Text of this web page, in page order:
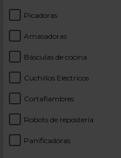
Picadoras
Amasadoras
Básculas de cocina
Cuchillos Electricos
Cortafiambres
Robots de repostería
Panificadoras